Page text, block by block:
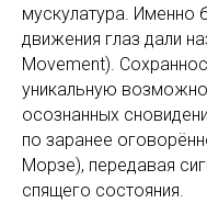
мускулатура. Именно
движения глаз дали
Movement).
уникальную
осознанных
по заранее
Морзе), передавая
спящего состояния.